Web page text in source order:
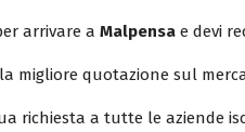
arrivare a Malpensa e devi
migliore quotazione sul
richiesta a tutte le aziende